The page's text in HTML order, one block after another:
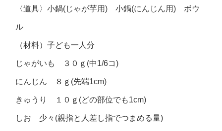
〈道具〉小鍋(じゃが芋用) 小鍋(にんじん用) ボウ
ル
（材料）子ども一人分
じゃがいも ３０ｇ(中1/6コ)
にんじん ８ｇ(先端1cm)
きゅうり １０ｇ(どの部位でも1cm)
しお 少々(親指と人差し指でつまめる量)